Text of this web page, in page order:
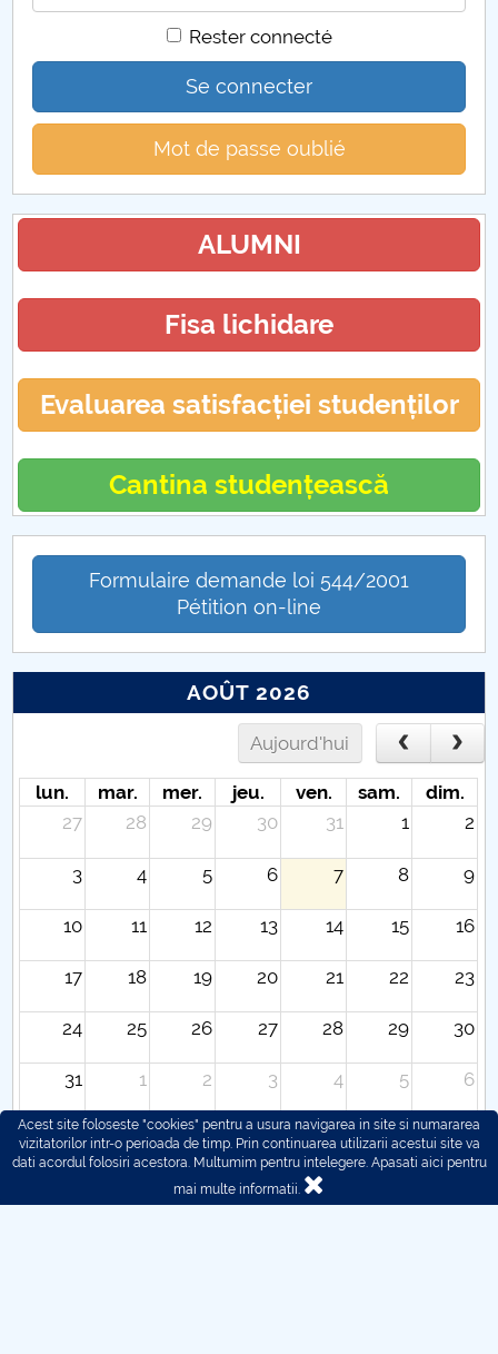
de
Rester connecté
Se connecter
Mot de passe oublié
ALUMNI
Fisa lichidare
Evaluarea satisfacției studenților
Cantina studențească
Formulaire demande loi 544/2001
Pétition on-line
AOÛT 2026
Aujourd'hui
lun. mar. mer. jeu. ven. sam.
dim.
27
28 29 30 31 1 2
3 4 5 6 7 8 9
10 11 12 13 14 15 16
17 18 19 20 21 22 23
24 25 26 27 28 29 30
31 1 2 3 4 5 6
Acest site foloseste "cookies" pentru a usura navigarea in site si numararea
vizitatorilor intr-o perioada de timp. Prin continuarea utilizarii acestui site va
dati acordul folosiri acestora. Multumim pentru intelegere. Apasati aici pentru
mai multe informatii.